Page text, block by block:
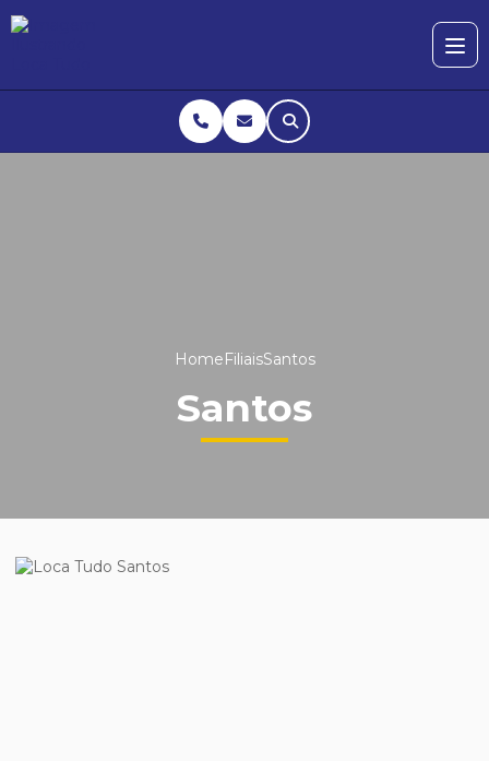
HomeFiliaisSantos
Santos